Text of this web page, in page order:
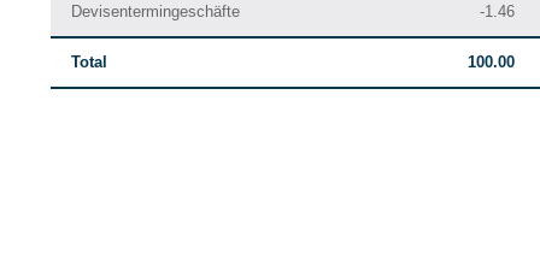
Devisentermingeschäfte -1.46
Total 100.00